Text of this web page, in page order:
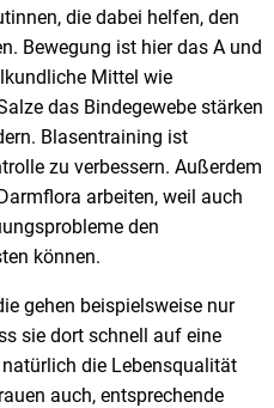
die dabei helfen, den
Bewegung ist hier das A und
Mittel wie
das Bindegewebe stärken
Blasentraining ist
zu verbessern. Außerdem
arbeiten, weil auch
den
können.
gehen beispielsweise nur
sie dort schnell auf eine
die Lebensqualität
auch, entsprechende